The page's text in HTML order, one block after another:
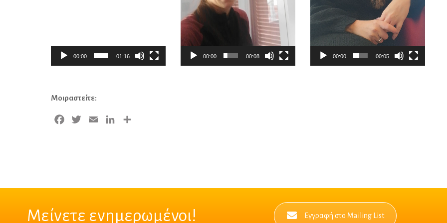
00:00 01:16 00:00 00:08 00:00 00:05
Μοιραστείτε:
Facebook
Twitter Email LinkedIn
Μείνετε ενημερωμένοι! Εγγραφή στο Mailing List